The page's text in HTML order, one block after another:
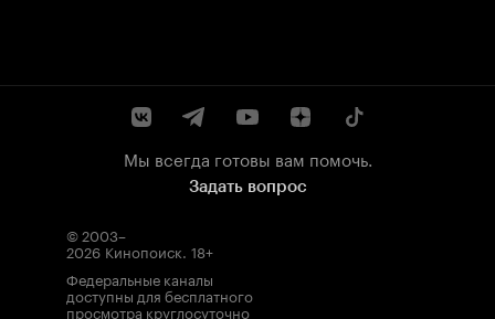
Мы всегда готовы вам помочь.
Задать вопрос
© 2003–
2026 Кинопоиск. 18+
Федеральные каналы
доступны для бесплатного
просмотра круглосуточно